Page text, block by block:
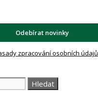
Odebírat novinky
zpracování osobních údajů